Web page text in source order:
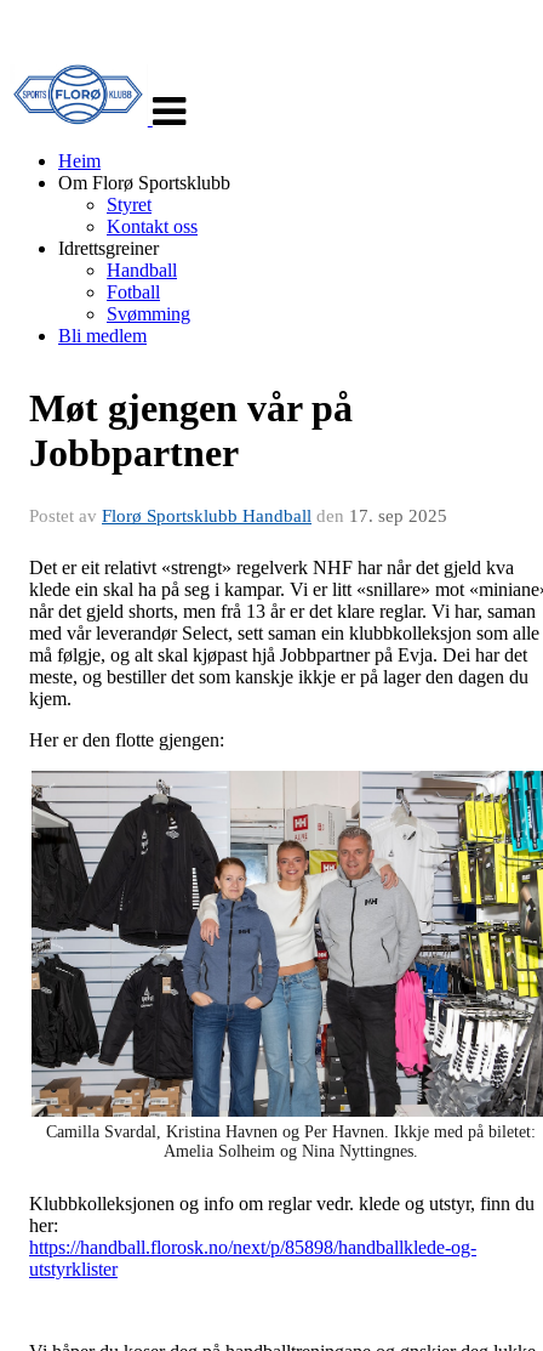
navigasjon
Heim
Om Florø Sportsklubb
Styret
Kontakt oss
Idrettsgreiner
Handball
Fotball
Svømming
Bli medlem
Møt gjengen vår på
Jobbpartner
Postet av Florø Sportsklubb Handball den 17. sep 2025
Det er eit relativt «strengt» regelverk NHF har når det gjeld kva
klede ein skal ha på seg i kampar. Vi er litt «snillare» mot
når det gjeld shorts, men frå 13 år er det klare reglar. Vi har, saman
med vår leverandør Select, sett saman ein klubbkolleksjon som alle
må følgje, og alt skal kjøpast hjå Jobbpartner på Evja. Dei har det
meste, og bestiller det som kanskje ikkje er på lager den dagen du
kjem.
Her er den flotte gjengen:
Camilla Svardal, Kristina Havnen og Per Havnen. Ikkje med på biletet:
Amelia Solheim og Nina Nyttingnes.
Klubbkolleksjonen og info om reglar vedr. klede og utstyr, finn du
her:
https://handball.florosk.no/next/p/85898/handballklede-og-
utstyrklister